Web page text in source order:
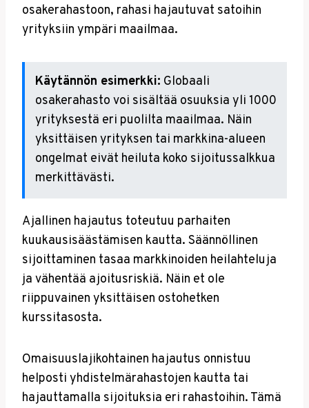
osakerahastoon, rahasi hajautuvat satoihin
yrityksiin ympäri maailmaa.
Käytännön esimerkki: Globaali
osakerahasto voi sisältää osuuksia yli 1000
yrityksestä eri puolilta maailmaa. Näin
yksittäisen yrityksen tai markkina-alueen
ongelmat eivät heiluta koko sijoitussalkkua
merkittävästi.
Ajallinen hajautus toteutuu parhaiten
kuukausisäästämisen kautta. Säännöllinen
sijoittaminen tasaa markkinoiden heilahteluja
ja vähentää ajoitusriskiä. Näin et ole
riippuvainen yksittäisen ostohetken
kurssitasosta.
Omaisuuslajikohtainen hajautus onnistuu
helposti yhdistelmärahastojen kautta tai
hajauttamalla sijoituksia eri rahastoihin. Tämä